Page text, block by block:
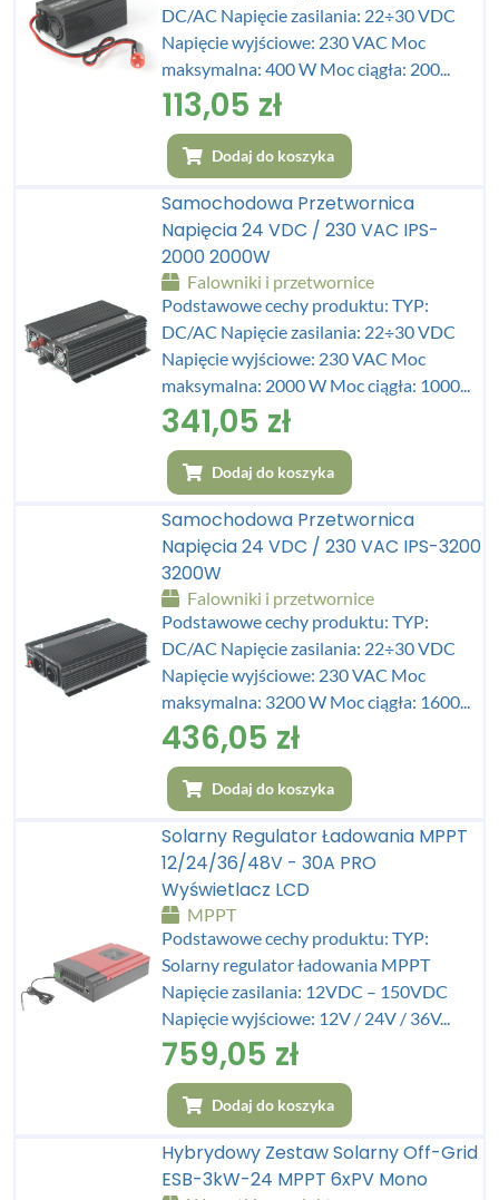
DC/AC Napięcie zasilania: 22÷30 VDC
Napięcie wyjściowe: 230 VAC Moc
maksymalna: 400 W Moc ciągła: 200...
113,05 zł
Dodaj do koszyka
Samochodowa Przetwornica
Napięcia 24 VDC / 230 VAC IPS-
2000 2000W
Falowniki i przetwornice
Podstawowe cechy produktu: TYP:
DC/AC Napięcie zasilania: 22÷30 VDC
Napięcie wyjściowe: 230 VAC Moc
maksymalna: 2000 W Moc ciągła: 1000...
341,05 zł
Dodaj do koszyka
Samochodowa Przetwornica
Napięcia 24 VDC / 230 VAC IPS-3200
3200W
Falowniki i przetwornice
Podstawowe cechy produktu: TYP:
DC/AC Napięcie zasilania: 22÷30 VDC
Napięcie wyjściowe: 230 VAC Moc
maksymalna: 3200 W Moc ciągła: 1600...
436,05 zł
Dodaj do koszyka
Solarny Regulator Ładowania MPPT
12/24/36/48V - 30A PRO
Wyświetlacz LCD
MPPT
Podstawowe cechy produktu: TYP:
Solarny regulator ładowania MPPT
Napięcie zasilania: 12VDC – 150VDC
Napięcie wyjściowe: 12V / 24V / 36V...
759,05 zł
Dodaj do koszyka
Hybrydowy Zestaw Solarny Off-Grid
ESB-3kW-24 MPPT 6xPV Mono